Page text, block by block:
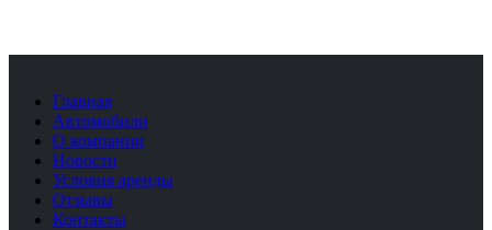
Главная
Автомобили
О компании
Новости
Условия аренды
Отзывы
Контакты